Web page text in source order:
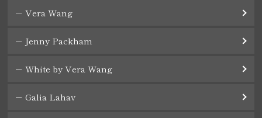
Vera Wang
Jenny Packham
White by Vera Wang
Galia Lahav